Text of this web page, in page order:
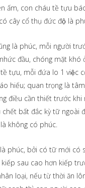
ấm, con cháu tề tựu
cây cổ thụ đức độ là
là phúc, mỗi người
đầu, chóng mặt khó
tựu, mỗi đứa lo 1 việc
hiếu; quan trọng là
điều cần thiết trước khi
bất đắc kỳ tữ ngoài
không có phúc.
phúc, bởi có tữ mới có
kiếp sau cao hơn kiếp
loại, nếu từ thời ăn